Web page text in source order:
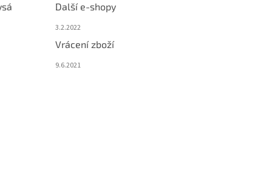
Další e-shopy
3.2.2022
Vrácení zboží
9.6.2021